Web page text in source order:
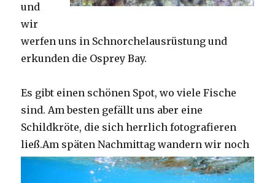
und
wir
werfen uns in Schnorchelausrüstung und
erkunden die Osprey Bay.
Es gibt einen schönen Spot, wo viele Fische
sind. Am besten gefällt uns aber eine
Schildkröte, die sich herrlich fotografieren
ließ.Am späten Nachmittag wandern wir noch